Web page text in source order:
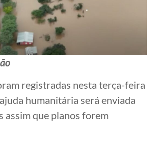
registradas nesta terça-feira
humanitária será enviada
assim que planos forem